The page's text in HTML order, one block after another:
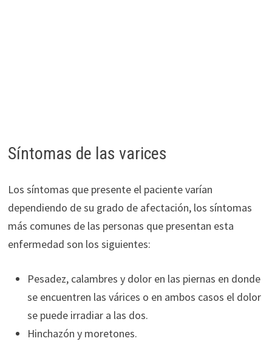
Síntomas de las varices
Los síntomas que presente el paciente varían
dependiendo de su grado de afectación, los síntomas
más comunes de las personas que presentan esta
enfermedad son los siguientes:
Pesadez, calambres y dolor en las piernas en donde
se encuentren las várices o en ambos casos el dolor
se puede irradiar a las dos.
Hinchazón y moretones.